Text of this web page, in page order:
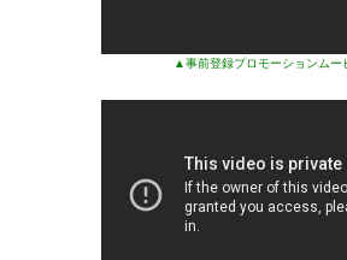
▲事前登録プロモーションムー